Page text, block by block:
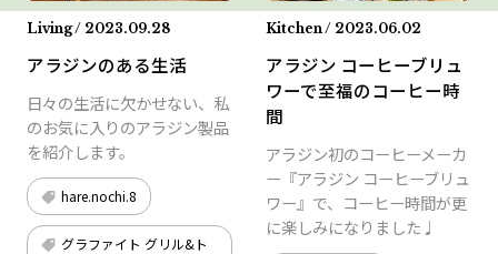
Living / 2023.09.28
アラジンのある生活
日々の生活に欠かせない、私
のお気に入りのアラジン製品
を紹介します。
hare.nochi.8
グラファイト グリル&ト
Kitchen / 2023.06.02
アラジン コーヒーブリュ
ワーで至福のコーヒー時
間
アラジン初のコーヒーメーカ
ー『アラジン コーヒーブリュ
ワー』で、コーヒー時間が更
に楽しみになりました♩